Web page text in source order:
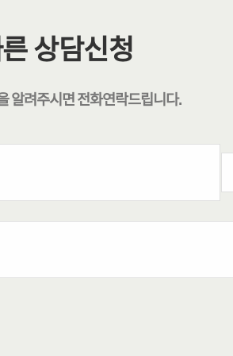
상담신청
알려주시면전화연락드립니다.